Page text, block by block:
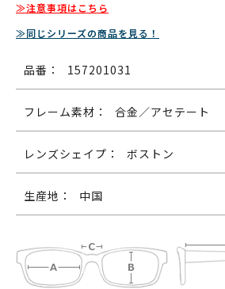
≫注意事項はこちら
≫同じシリーズの商品を見る！
品番： 157201031
フレーム素材： 合金／アセテート
レンズシェイプ： ボストン
生産地： 中国